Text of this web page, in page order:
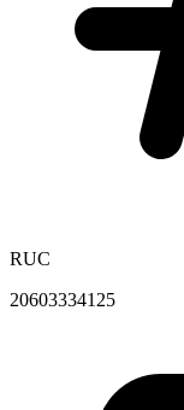
RUC
20603334125